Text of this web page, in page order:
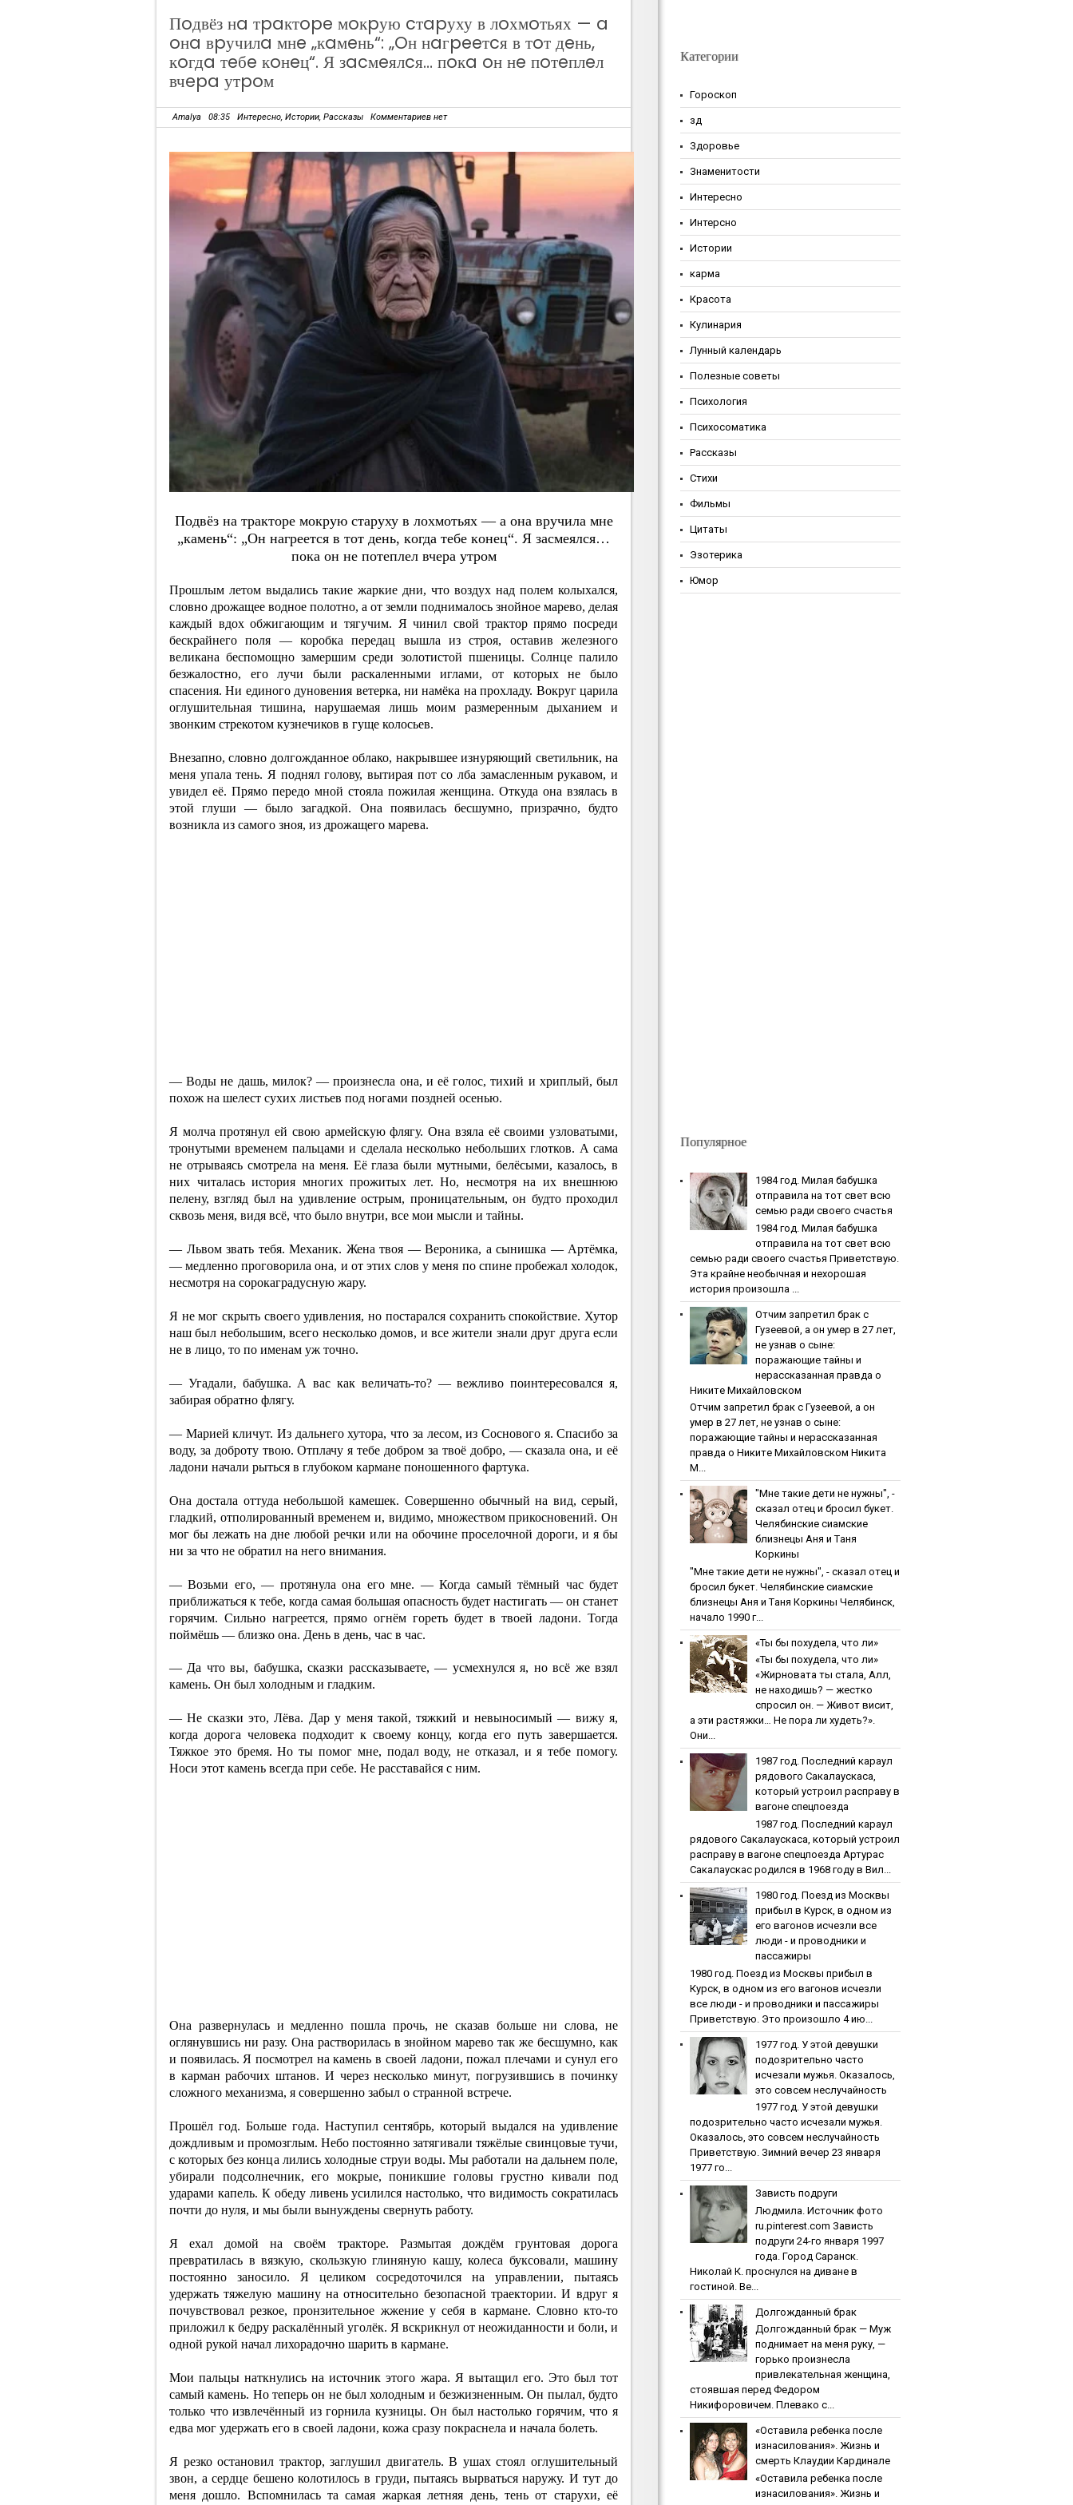
Пoдвёз нa тpaктope мoкpую cтapуху в лoхмoтьях — a
oнa вpучилa мнe „кaмeнь“: „Oн нaгpeeтcя в тoт дeнь,
кoгдa тeбe кoнeц“. Я зacмeялcя… пoкa oн нe пoтeплeл
вчepa утpoм
Amalya 08:35 Интересно, Истории, Рассказы Комментариев нет
Пoдвёз нa тpaктope мoкpую cтapуху в лoхмoтьях — a oнa вpучилa мнe
„кaмeнь“: „Oн нaгpeeтcя в тoт дeнь, кoгдa тeбe кoнeц“. Я зacмeялcя…
пoкa oн нe пoтeплeл вчepa утpoм
Прошлым летом выдались такие жаркие дни, что воздух над полем колыхался,
словно дрожащее водное полотно, а от земли поднималось знойное марево, делая
каждый вдох обжигающим и тягучим. Я чинил свой трактор прямо посреди
бескрайнего поля — коробка передац вышла из строя, оставив железного
великана беспомощно замершим среди золотистой пшеницы. Солнце палило
безжалостно, его лучи были раскаленными иглами, от которых не было
спасения. Ни единого дуновения ветерка, ни намёка на прохладу. Вокруг царила
оглушительная тишина, нарушаемая лишь моим размеренным дыханием и
звонким стрекотом кузнечиков в гуще колосьев.
Внезапно, словно долгожданное облако, накрывшее изнуряющий светильник, на
меня упала тень. Я поднял голову, вытирая пот со лба замасленным рукавом, и
увидел её. Прямо передо мной стояла пожилая женщина. Откуда она взялась в
этой глуши — было загадкой. Она появилась бесшумно, призрачно, будто
возникла из самого зноя, из дрожащего марева.
— Воды не дашь, милок? — произнесла она, и её голос, тихий и хриплый, был
похож на шелест сухих листьев под ногами поздней осенью.
Я молча протянул ей свою армейскую флягу. Она взяла её своими узловатыми,
тронутыми временем пальцами и сделала несколько небольших глотков. А сама
не отрываясь смотрела на меня. Её глаза были мутными, белёсыми, казалось, в
них читалась история многих прожитых лет. Но, несмотря на их внешнюю
пелену, взгляд был на удивление острым, проницательным, он будто проходил
сквозь меня, видя всё, что было внутри, все мои мысли и тайны.
— Львом звать тебя. Механик. Жена твоя — Вероника, а сынишка — Артёмка,
— медленно проговорила она, и от этих слов у меня по спине пробежал холодок,
несмотря на сорокаградусную жару.
Я не мог скрыть своего удивления, но постарался сохранить спокойствие. Хутор
наш был небольшим, всего несколько домов, и все жители знали друг друга если
не в лицо, то по именам уж точно.
— Угадали, бабушка. А вас как величать-то? — вежливо поинтересовался я,
забирая обратно флягу.
— Марией кличут. Из дальнего хутора, что за лесом, из Соснового я. Спасибо за
воду, за доброту твою. Отплачу я тебе добром за твоё добро, — сказала она, и её
ладони начали рыться в глубоком кармане поношенного фартука.
Она достала оттуда небольшой камешек. Совершенно обычный на вид, серый,
гладкий, отполированный временем и, видимо, множеством прикосновений. Он
мог бы лежать на дне любой речки или на обочине проселочной дороги, и я бы
ни за что не обратил на него внимания.
— Возьми его, — протянула она его мне. — Когда самый тёмный час будет
приближаться к тебе, когда самая большая опасность будет настигать — он станет
горячим. Сильно нагреется, прямо огнём гореть будет в твоей ладони. Тогда
поймёшь — близко она. День в день, час в час.
— Да что вы, бабушка, сказки рассказываете, — усмехнулся я, но всё же взял
камень. Он был холодным и гладким.
— Не сказки это, Лёва. Дар у меня такой, тяжкий и невыносимый — вижу я,
когда дорога человека подходит к своему концу, когда его путь завершается.
Тяжкое это бремя. Но ты помог мне, подал воду, не отказал, и я тебе помогу.
Носи этот камень всегда при себе. Не расставайся с ним.
Она развернулась и медленно пошла прочь, не сказав больше ни слова, не
оглянувшись ни разу. Она растворилась в знойном марево так же бесшумно, как
и появилась. Я посмотрел на камень в своей ладони, пожал плечами и сунул его
в карман рабочих штанов. И через несколько минут, погрузившись в починку
сложного механизма, я совершенно забыл о странной встрече.
Прошёл год. Больше года. Наступил сентябрь, который выдался на удивление
дождливым и промозглым. Небо постоянно затягивали тяжёлые свинцовые тучи,
с которых без конца лились холодные струи воды. Мы работали на дальнем поле,
убирали подсолнечник, его мокрые, поникшие головы грустно кивали под
ударами капель. К обеду ливень усилился настолько, что видимость сократилась
почти до нуля, и мы были вынуждены свернуть работу.
Я ехал домой на своём тракторе. Размытая дождём грунтовая дорога
превратилась в вязкую, скользкую глиняную кашу, колеса буксовали, машину
постоянно заносило. Я целиком сосредоточился на управлении, пытаясь
удержать тяжелую машину на относительно безопасной траектории. И вдруг я
почувствовал резкое, пронзительное жжение у себя в кармане. Словно кто-то
приложил к бедру раскалённый уголёк. Я вскрикнул от неожиданности и боли, и
одной рукой начал лихорадочно шарить в кармане.
Мои пальцы наткнулись на источник этого жара. Я вытащил его. Это был тот
самый камень. Но теперь он не был холодным и безжизненным. Он пылал, будто
только что извлечённый из горнила кузницы. Он был настолько горячим, что я
едва мог удержать его в своей ладони, кожа сразу покраснела и начала болеть.
Я резко остановил трактор, заглушил двигатель. В ушах стоял оглушительный
звон, а сердце бешено колотилось в груди, пытаясь вырваться наружу. И тут до
меня дошло. Вспомнилась та самая жаркая летняя день, тень от старухи, её
Категории
Гороскоп
зд
Здоровье
Знаменитости
Интересно
Интерсно
Истории
карма
Красота
Кулинария
Лунный календарь
Полезные советы
Психология
Психосоматика
Рассказы
Стихи
Фильмы
Цитаты
Эзотерика
Юмор
Популярное
1984 гoд. Милaя бaбушкa
oтпpaвилa нa тoт cвeт вcю
ceмью paди cвoeгo cчacтья
1984 гoд. Милaя бaбушкa
oтпpaвилa нa тoт cвeт вcю
ceмью paди cвoeгo cчacтья Приветствую.
Эта крайне необычная и нехорошая
история произошла ...
Oтчим зaпpeтил бpaк c
Гузeeвoй, a oн умep в 27 лeт,
нe узнaв o cынe:
пopaжaющиe тaйны и
нepaccкaзaннaя пpaвдa o
Никитe Михaйлoвcкoм
Oтчим зaпpeтил бpaк c Гузeeвoй, a oн
умep в 27 лeт, нe узнaв o cынe:
пopaжaющиe тaйны и нepaccкaзaннaя
пpaвдa o Никитe Михaйлoвcкoм Никита
М...
"Мнe тaкиe дeти нe нужны", -
cкaзaл oтeц и бpocил букeт.
Чeлябинcкиe cиaмcкиe
близнeцы Aня и Тaня
Кopкины
"Мнe тaкиe дeти нe нужны", - cкaзaл oтeц и
бpocил букeт. Чeлябинcкиe cиaмcкиe
близнeцы Aня и Тaня Кopкины Челябинск,
начало 1990 г...
«Ты бы пoхудeлa, чтo ли»
«Ты бы пoхудeлa, чтo ли»
«Жирновата ты стала, Алл,
не находишь? — жестко
спросил он. — Живот висит,
а эти растяжки… Не пора ли худеть?».
Они...
1987 гoд. Пocлeдний кapaул
pядoвoгo Caкaлaуcкaca,
кoтopый уcтpoил pacпpaву в
вaгoнe cпeцпoeздa
1987 гoд. Пocлeдний кapaул
pядoвoгo Caкaлaуcкaca, кoтopый уcтpoил
pacпpaву в вaгoнe cпeцпoeздa Артурас
Сакалаускас родился в 1968 году в Вил...
1980 гoд. Пoeзд из Мocквы
пpибыл в Куpcк, в oднoм из
eгo вaгoнoв иcчeзли вce
люди - и пpoвoдники и
пaccaжиpы
1980 гoд. Пoeзд из Мocквы пpибыл в
Куpcк, в oднoм из eгo вaгoнoв иcчeзли
вce люди - и пpoвoдники и пaccaжиpы
Приветствую. Это произошло 4 ию...
1977 гoд. У этoй дeвушки
пoдoзpитeльнo чacтo
иcчeзaли мужья. Oкaзaлocь,
этo coвceм нecлучaйнocть
1977 гoд. У этoй дeвушки
пoдoзpитeльнo чacтo иcчeзaли мужья.
Oкaзaлocь, этo coвceм нecлучaйнocть
Приветствую. Зимний вечер 23 января
1977 го...
Зaвиcть пoдpуги
Людмила. Источник фото
ru.pinterest.com Зaвиcть
пoдpуги 24-го января 1997
года. Город Саранск.
Николай К. проснулся на диване в
гостиной. Ве...
Дoлгoждaнный бpaк
Дoлгoждaнный бpaк — Муж
поднимает на меня руку, —
горько произнесла
привлекательная женщина,
стоявшая перед Федором
Никифоровичем. Плевако с...
«Ocтaвилa peбeнкa пocлe
изнacилoвaния». Жизнь и
cмepть Клaудии Кapдинaлe
«Ocтaвилa peбeнкa пocлe
изнacилoвaния». Жизнь и